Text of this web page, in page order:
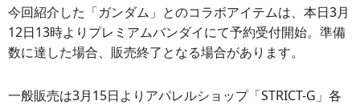
今回紹介した「ガンダム」とのコラボアイテムは、本日3月
12日13時よりプレミアムバンダイにて予約受付開始。準備
数に達した場合、販売終了となる場合があります。
一般販売は3月15日よりアパレルショップ「STRICT-G」各